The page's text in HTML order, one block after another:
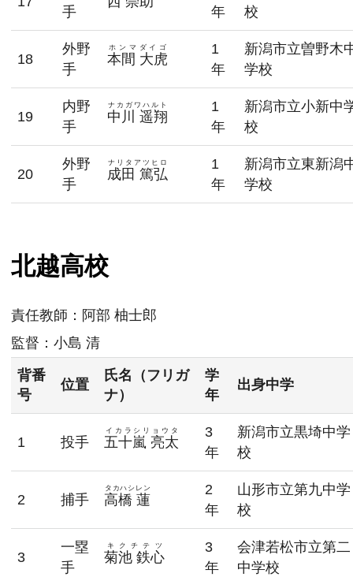
手
年
校
18
外野
手
本間 大虎
ホンマダイゴ
1
年
新潟市立曽野木
学校
19
内野
手
中川 遥翔
ナカガワハルト
1
年
新潟市立小新中
校
20
外野
手
成田 篤弘
ナリタアツヒロ
1
年
新潟市立東新潟
学校
北越高校
責任教師： 阿部 柚士郎
監督：小島 清
背番
号
位置
氏名（フリガ
ナ）
学
年
出身中学
1 投手 五十嵐 亮太
イカラシリョウタ
3
年
新潟市立黒埼中学
校
2 捕手 高橋 蓮
タカハシレン
2
年
山形市立第九中学
校
3
一塁
手
菊池 鉄心
キクチテツ
3
年
会津若松市立第二
中学校